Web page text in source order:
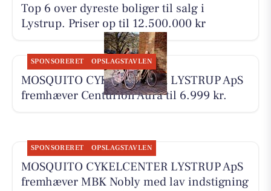
Top 6 over dyreste boliger til salg i
Lystrup. Priser op til 12.500.000 kr
SPONSORERET OPSLAGSTAVLEN
MOSQUITO CYKELCENTER LYSTRUP ApS
fremhæver Centurion Aura til 6.999 kr.
SPONSORERET OPSLAGSTAVLEN
MOSQUITO CYKELCENTER LYSTRUP ApS
fremhæver MBK Nobly med lav indstigning